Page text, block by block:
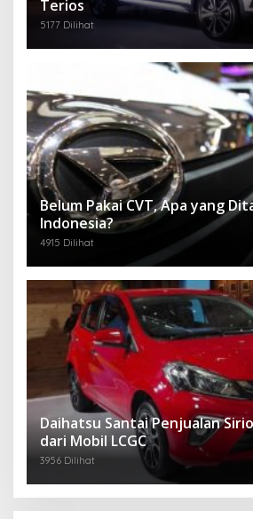
Terios
5177 Dilihat
Belum Pakai CVT, Apa yang
Indonesia?
4915 Dilihat
Daihatsu Santai Penjualan
dari Mobil LCGC
3956 Dilihat